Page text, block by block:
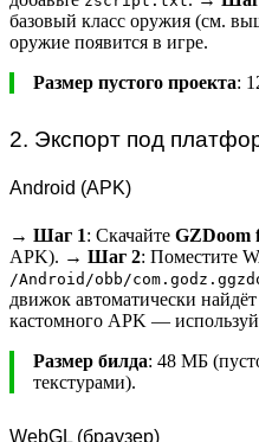
базовый класс оружия (см.
оружие появится в игре.
Размер пустого проекта:
2. Экспорт под
Android (APK)
→ Шаг 1: Скачайте GZDoom
APK). → Шаг 2: Поместите
/Android/obb/
движок автоматически
кастомного APK —
Размер билда: 48 МБ
текстурами).
WebGL (браузер)